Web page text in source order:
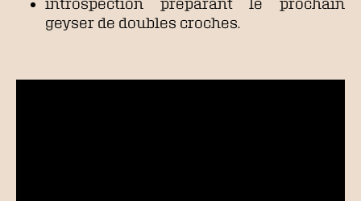
introspection préparant le prochain
geyser de doubles croches.